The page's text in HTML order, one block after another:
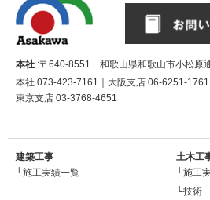
本社 :〒640-8551 和歌山県和歌山市小松原
本社 073-423-7161 ｜大阪支店 06-6251-1761
東京支店 03-3768-4651
建築工事
└施工実績一覧
土木工
└施工
└技術